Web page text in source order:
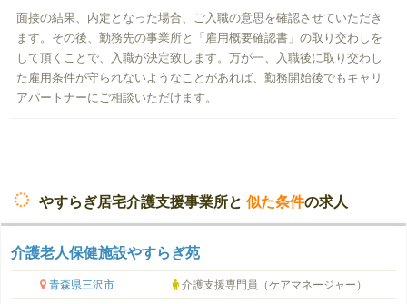
面接の結果、内定となった場合、ご入職の意思を確認させていただき
ます。その後、勤務先の事業所と「雇用概要確認書」の取り交わしを
して頂くことで、入職が決定致します。万が一、入職後に取り交わし
た雇用条件が守られないようなことがあれば、勤務開始後でもキャリ
アパートナーにご相談いただけます。
やすらぎ居宅介護支援事業所と 似た条件の求人
介護老人保健施設やすらぎ苑
青森県三沢市 介護支援専門員（ケアマネージャー）